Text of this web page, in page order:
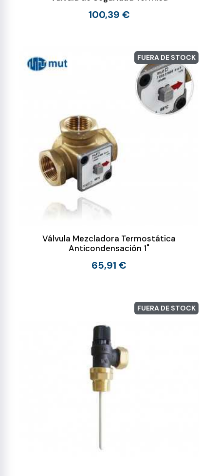
100,39 €
FUERA DE STOCK
Válvula Mezcladora Termostática
Anticondensación 1"
65,91 €
FUERA DE STOCK